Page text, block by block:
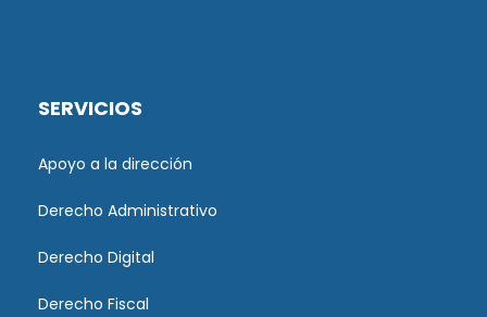
SERVICIOS
Apoyo a la dirección
Derecho Administrativo
Derecho Digital
Derecho Fiscal